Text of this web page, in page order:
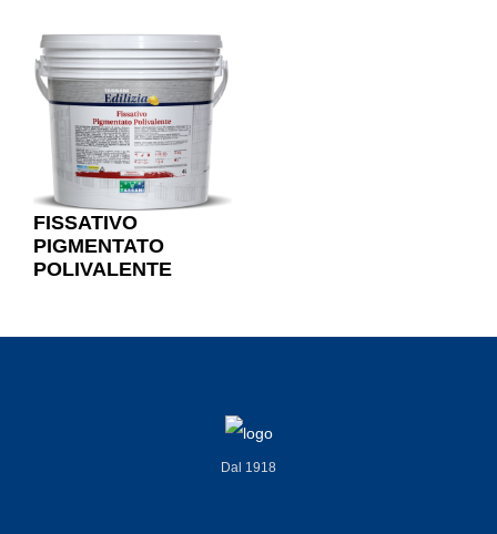
FISSATIVO
PIGMENTATO
POLIVALENTE
Dal 1918